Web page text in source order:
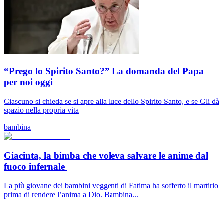
“Prego lo Spirito Santo?” La domanda del Papa
per noi oggi
Ciascuno si chieda se si apre alla luce dello Spirito Santo, e se Gli dà
spazio nella propria vita
bambina
Giacinta, la bimba che voleva salvare le anime dal
fuoco infernale
La più giovane dei bambini veggenti di Fatima ha sofferto il martirio
prima di rendere l’anima a Dio. Bambina...